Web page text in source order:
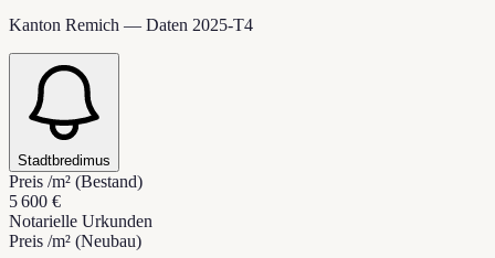
Kanton Remich — Daten 2025-T4
Stadtbredimus
Preis /m² (Bestand)
5 600 €
Notarielle Urkunden
Preis /m² (Neubau)